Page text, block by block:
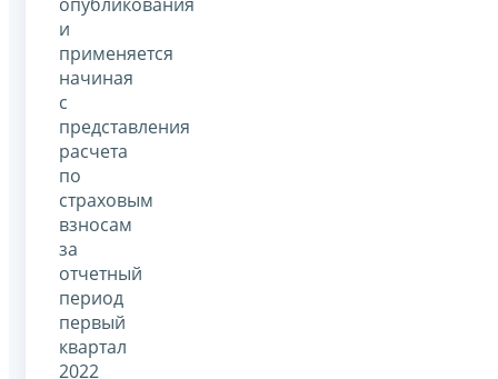
и
применяется
начиная
с
представления
расчета
по
страховым
взносам
за
отчетный
период
первый
квартал
2022